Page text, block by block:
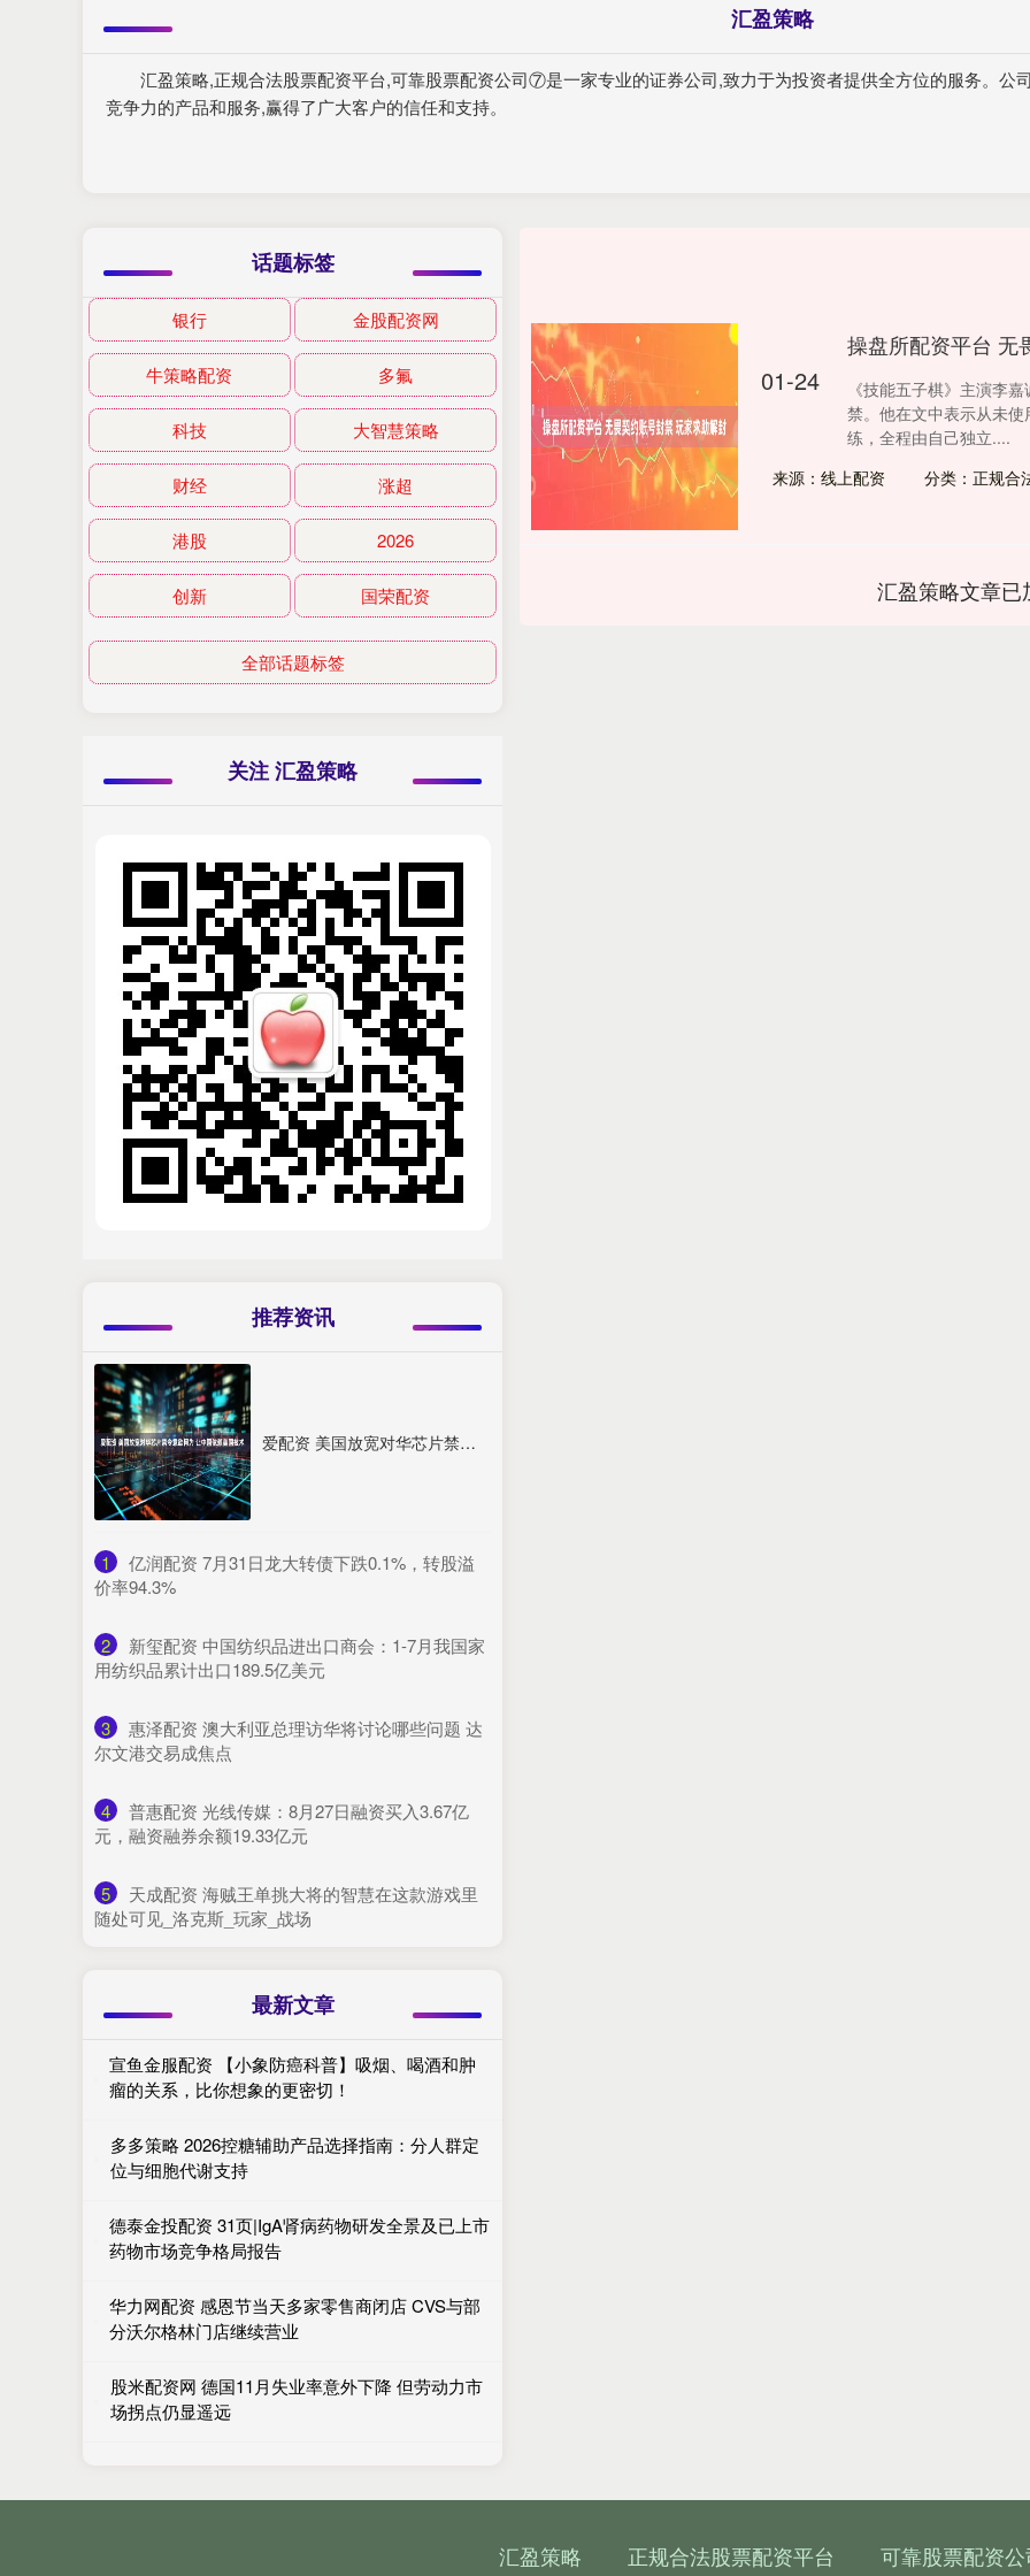
汇盈策略
汇盈策略,正规合法股票配资平台,可靠股票配资公司⑦是一家专业的证券公司,致力于为投资者提供全方位的服务。公
竞争力的产品和服务,赢得了广大客户的信任和支持。
01-24
操盘所配资平台 无
《技能五子棋》主演李
禁。他在文中表示从未
练，全程由自己独立....
来源：线上配资
分类：正规合
汇盈策略文章已
话题标签
银行 金股配资网
牛策略配资 多氟
科技 大智慧策略
财经 涨超
港股 2026
创新 国荣配资
全部话题标签
关注 汇盈策略
推荐资讯
爱配资 美国放宽对华芯片禁令意欲何为 让中国依赖美国技术
1
​亿润配资 7月31日龙大转债下跌0.1%，转股溢
价率94.3%
2
​新玺配资 中国纺织品进出口商会：1-7月我国家
用纺织品累计出口189.5亿美元
3
​惠泽配资 澳大利亚总理访华将讨论哪些问题 达
尔文港交易成焦点
4
​普惠配资 光线传媒：8月27日融资买入3.67亿
元，融资融券余额19.33亿元
5
​天成配资 海贼王单挑大将的智慧在这款游戏里
随处可见_洛克斯_玩家_战场
最新文章
宣鱼金服配资 【小象防癌科普】吸烟、喝酒和肿
瘤的关系，比你想象的更密切！
多多策略 2026控糖辅助产品选择指南：分人群定
位与细胞代谢支持
德泰金投配资 31页|IgA肾病药物研发全景及已上市
药物市场竞争格局报告
华力网配资 感恩节当天多家零售商闭店 CVS与部
分沃尔格林门店继续营业
股米配资网 德国11月失业率意外下降 但劳动力市
场拐点仍显遥远
汇盈策略 正规合法股票配资平台 可靠股票配资